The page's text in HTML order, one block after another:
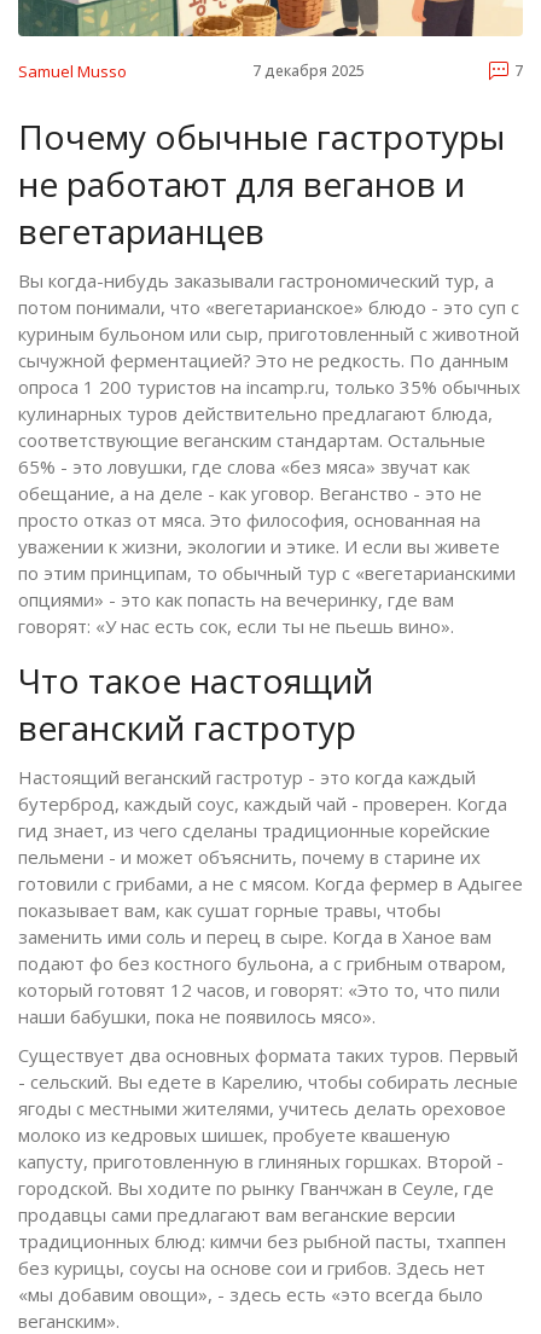
Samuel Musso 7 декабря 2025 7
Почему обычные гастротуры
не работают для веганов и
вегетарианцев
Вы когда-нибудь заказывали гастрономический тур, а
потом понимали, что «вегетарианское» блюдо - это суп с
куриным бульоном или сыр, приготовленный с животной
сычужной ферментацией? Это не редкость. По данным
опроса 1 200 туристов на incamp.ru, только 35% обычных
кулинарных туров действительно предлагают блюда,
соответствующие веганским стандартам. Остальные
65% - это ловушки, где слова «без мяса» звучат как
обещание, а на деле - как уговор. Веганство - это не
просто отказ от мяса. Это философия, основанная на
уважении к жизни, экологии и этике. И если вы живете
по этим принципам, то обычный тур с «вегетарианскими
опциями» - это как попасть на вечеринку, где вам
говорят: «У нас есть сок, если ты не пьешь вино».
Что такое настоящий
веганский гастротур
Настоящий веганский гастротур - это когда каждый
бутерброд, каждый соус, каждый чай - проверен. Когда
гид знает, из чего сделаны традиционные корейские
пельмени - и может объяснить, почему в старине их
готовили с грибами, а не с мясом. Когда фермер в Адыгее
показывает вам, как сушат горные травы, чтобы
заменить ими соль и перец в сыре. Когда в Ханое вам
подают фо без костного бульона, а с грибным отваром,
который готовят 12 часов, и говорят: «Это то, что пили
наши бабушки, пока не появилось мясо».
Существует два основных формата таких туров. Первый
- сельский. Вы едете в Карелию, чтобы собирать лесные
ягоды с местными жителями, учитесь делать ореховое
молоко из кедровых шишек, пробуете квашеную
капусту, приготовленную в глиняных горшках. Второй -
городской. Вы ходите по рынку Гванчжан в Сеуле, где
продавцы сами предлагают вам веганские версии
традиционных блюд: кимчи без рыбной пасты, тхаппен
без курицы, соусы на основе сои и грибов. Здесь нет
«мы добавим овощи», - здесь есть «это всегда было
веганским».